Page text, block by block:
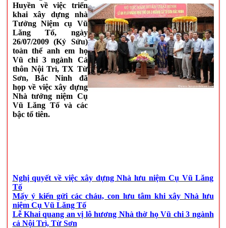
Huyền về việc triển
khai xây dựng nhà
Tưởng Niệm cụ Vũ
Lăng Tố, ngày
26/07/2009 (Kỷ Sửu)
toàn thể anh em họ
Vũ chi 3 ngành Cả
thôn Nội Trì, TX Từ
Sơn, Bắc Ninh đã
họp về việc xây dựng
Nhà tưởng niệm Cụ
Vũ Lăng Tố và các
bậc tổ tiên.
Nghị quyết về việc xây dựng Nhà lưu niệm Cụ Vũ Lăng
Tố
Mấy ý kiến gửi các cháu, con lưu tâm khi xây Nhà lưu
niệm Cụ Vũ Lăng Tố
Lễ Khai quang an vị lô hương Nhà thờ họ Vũ chi 3 ngành
cả Nội Trì, Từ Sơn